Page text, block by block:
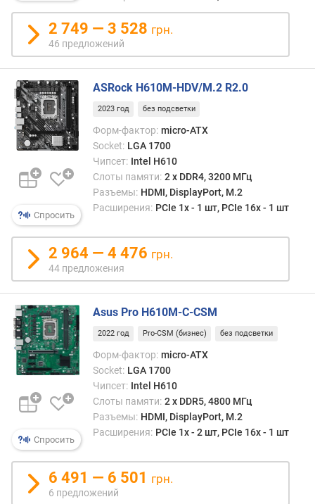
M
.
2
р
а
з
ъ
е
м
ш
т
в
р
я
и
н
т
е
р
ф
е
с
а
M
.
2 749 — 3 528 грн.
46 предложений
Спросить
ASRock H610M-HDV/M.2 R2.0
2023 год без подсветки
Форм-фактор: micro-ATX
Socket: LGA 1700
Чипсет: Intel H610
Слоты памяти: 2 х DDR4, 3200 МГц
Разъемы: HDMI, DisplayPort, M.2
Расширения: PCIe 1x - 1 шт, PCIe 16x - 1 шт
2 964 — 4 476 грн.
44 предложения
Спросить
Asus Pro H610M-C-CSM
2022 год Pro-CSM (бизнес) без подсветки
Форм-фактор: micro-ATX
Socket: LGA 1700
Чипсет: Intel H610
Слоты памяти: 2 х DDR5, 4800 МГц
Разъемы: HDMI, DisplayPort, M.2
Расширения: PCIe 1x - 2 шт, PCIe 16x - 1 шт
6 491 — 6 501 грн.
6 предложений